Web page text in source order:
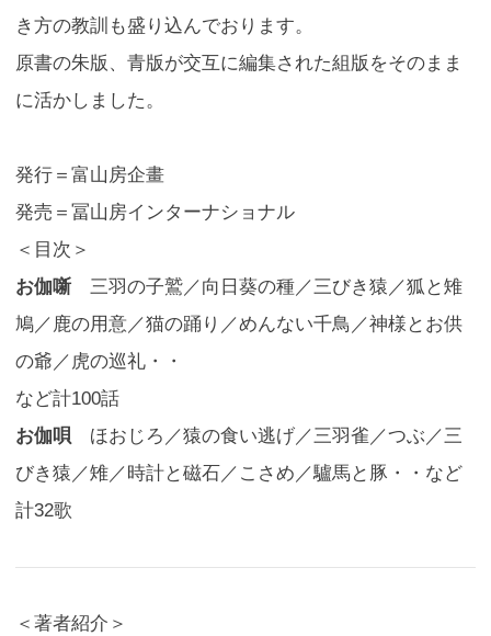
き方の教訓も盛り込んでおります。
原書の朱版、青版が交互に編集された組版をそのまま
に活かしました。
発行＝富山房企畫
発売＝冨山房インターナショナル
＜目次＞
お伽噺 三羽の子鷲／向日葵の種／三びき猿／狐と雉
鳩／鹿の用意／猫の踊り／めんない千鳥／神様とお供
の爺／虎の巡礼・・
など計100話
お伽唄 ほおじろ／猿の食い逃げ／三羽雀／つぶ／三
びき猿／雉／時計と磁石／こさめ／驢馬と豚・・など
計32歌
＜著者紹介＞